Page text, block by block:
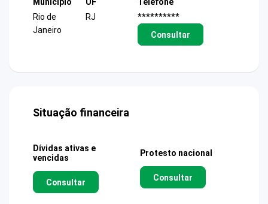
Rio de
Janeiro
RJ
**********
Consultar
Situação financeira
Dívidas ativas e
vencidas
Consultar
Protesto nacional
Consultar